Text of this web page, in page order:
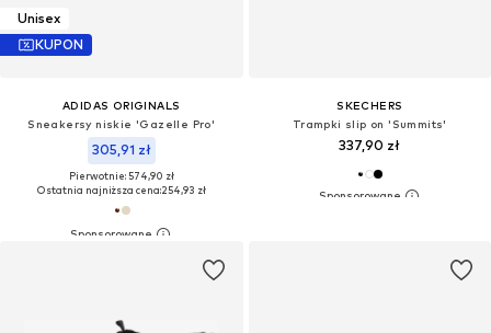
Unisex
KUPON
ADIDAS ORIGINALS
Sneakersy niskie 'Gazelle Pro'
305,91 zł
Pierwotnie: 574,90 zł
Ostatnia najniższa cena:254,93 zł
SKECHERS
Trampki slip on 'Summits'
337,90 zł